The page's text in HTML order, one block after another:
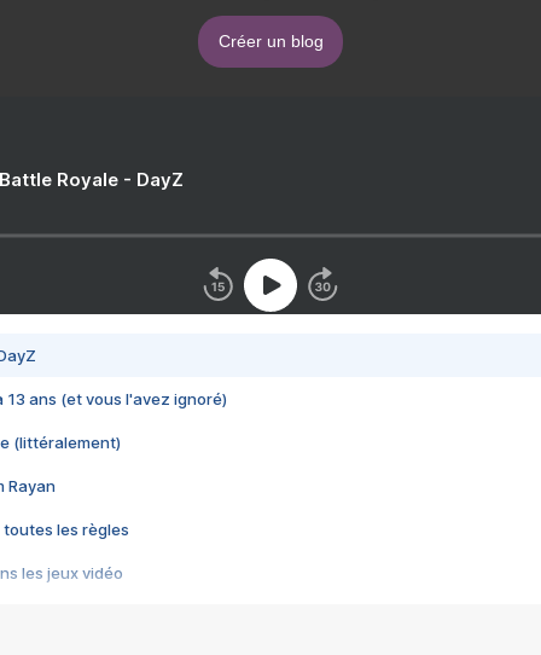
Créer un blog
Royale - DayZ
13 ans (et vous l'avez ignoré)
(littéralement)
Rayan
toutes les règles
les jeux vidéo